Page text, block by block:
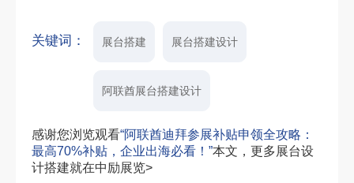
关键词： 展台搭建 展台搭建设计
阿联酋展台搭建设计
感谢您浏览观看“阿联酋迪拜参展补贴申领全攻略：
最高70%补贴，企业出海必看！”本文，更多展台设
计搭建就在中励展览>